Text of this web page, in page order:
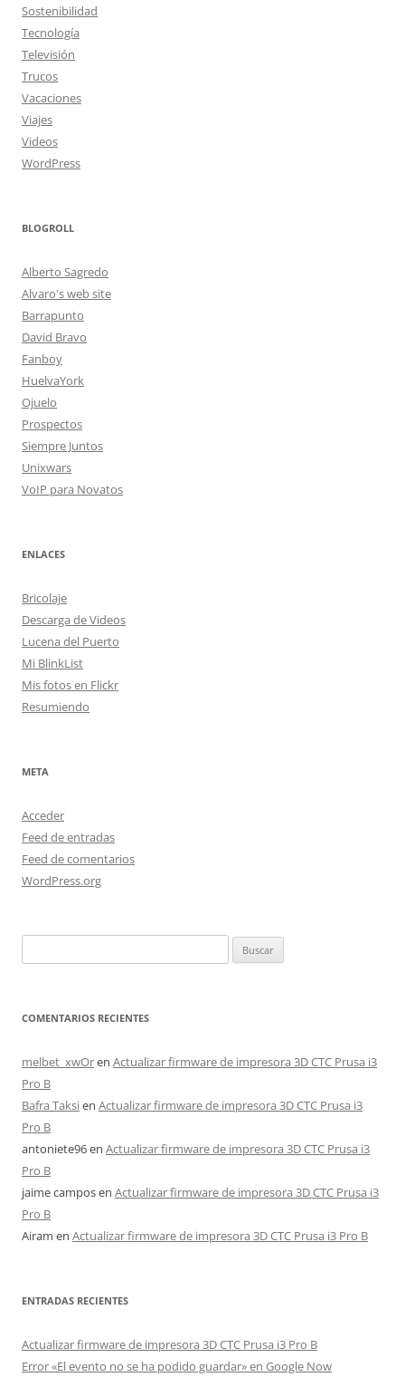
Sostenibilidad
Tecnología
Televisión
Trucos
Vacaciones
Viajes
Videos
WordPress
BLOGROLL
Alberto Sagredo
Alvaro's web site
Barrapunto
David Bravo
Fanboy
HuelvaYork
Ojuelo
Prospectos
Siempre Juntos
Unixwars
VoIP para Novatos
ENLACES
Bricolaje
Descarga de Videos
Lucena del Puerto
Mi BlinkList
Mis fotos en Flickr
Resumiendo
META
Acceder
Feed de entradas
Feed de comentarios
WordPress.org
COMENTARIOS RECIENTES
melbet_xwOren Actualizar firmware de impresora 3D CTC Prusa i3
Pro B
Bafra Taksien Actualizar firmware de impresora 3D CTC Prusa i3
Pro B
antoniete96en Actualizar firmware de impresora 3D CTC Prusa i3
Pro B
jaime camposen Actualizar firmware de impresora 3D CTC Prusa i3
Pro B
Airam en Actualizar firmware de impresora 3D CTC Prusa i3 Pro B
ENTRADAS RECIENTES
Actualizar firmware de impresora 3D CTC Prusa i3 Pro B
Error «El evento no se ha podido guardar» en Google Now